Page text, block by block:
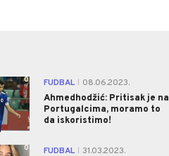
0 FUDBAL
08.06.2023.
Ahmedhodžić: Pritisak je na
Portugalcima, moramo to
da iskoristimo!
0 FUDBAL
31.03.2023.